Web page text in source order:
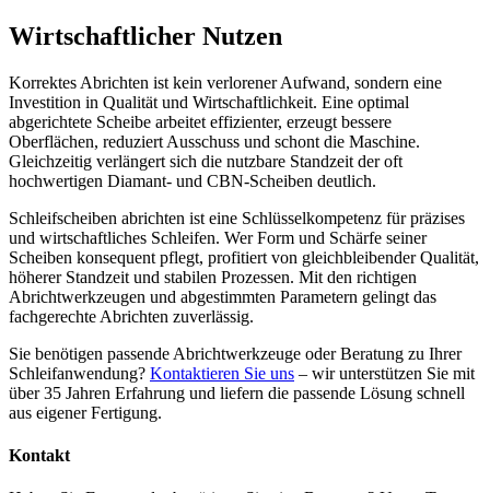
Wirtschaftlicher Nutzen
Korrektes Abrichten ist kein verlorener Aufwand, sondern eine
Investition in Qualität und Wirtschaftlichkeit. Eine optimal
abgerichtete Scheibe arbeitet effizienter, erzeugt bessere
Oberflächen, reduziert Ausschuss und schont die Maschine.
Gleichzeitig verlängert sich die nutzbare Standzeit der oft
hochwertigen Diamant- und CBN-Scheiben deutlich.
Schleifscheiben abrichten ist eine Schlüsselkompetenz für präzises
und wirtschaftliches Schleifen. Wer Form und Schärfe seiner
Scheiben konsequent pflegt, profitiert von gleichbleibender Qualität,
höherer Standzeit und stabilen Prozessen. Mit den richtigen
Abrichtwerkzeugen und abgestimmten Parametern gelingt das
fachgerechte Abrichten zuverlässig.
Sie benötigen passende Abrichtwerkzeuge oder Beratung zu Ihrer
Schleifanwendung? Kontaktieren Sie uns – wir unterstützen Sie mit
über 35 Jahren Erfahrung und liefern die passende Lösung schnell
aus eigener Fertigung.
Kontakt